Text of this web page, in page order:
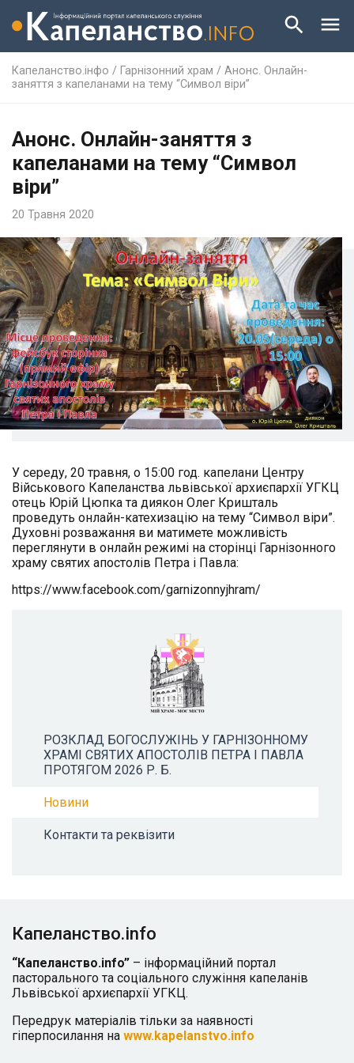
Капеланство.інфо / Гарнізонний храм / Анонс. Онлайн-
заняття з капеланами на тему “Символ віри”
Анонс. Онлайн-заняття з
капеланами на тему “Символ
віри”
20 Травня 2020
У середу, 20 травня, о 15:00 год. капелани Центру
Військового Капеланства львівської архиєпархії УГКЦ
отець Юрій Цюпка та диякон Олег Кришталь
проведуть онлайн-катехизацію на тему “Символ віри”.
Духовні розважання ви матимете можливість
переглянути в онлайн режимі на сторінці Гарнізонного
храму святих апостолів Петра і Павла:
https://www.facebook.com/garnizonnyjhram/
РОЗКЛАД БОГОСЛУЖІНЬ У ГАРНІЗОННОМУ
ХРАМІ СВЯТИХ АПОСТОЛІВ ПЕТРА І ПАВЛА
ПРОТЯГОМ 2026 Р. Б.
Новини
Контакти та реквізити
Капеланство.info
“Капеланство.info” – інформаційний портал
пасторального та соціального служіння капеланів
Львівської архиєпархії УГКЦ.
Передрук матеріалів тільки за наявності
гіперпосилання на www.kapelanstvo.info